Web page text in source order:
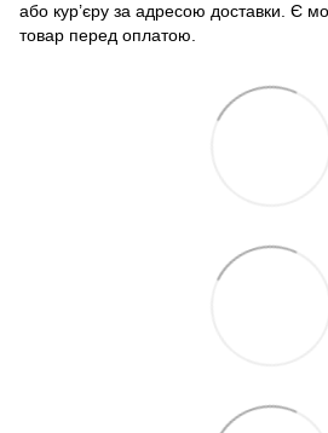
або кур’єру за адресою доставки. Є
товар перед оплатою.